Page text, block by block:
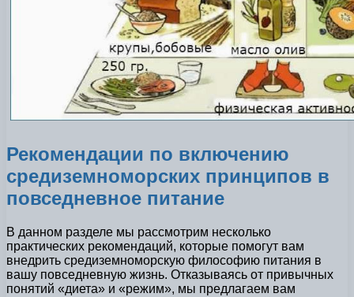
Рекомендации по включению
средиземноморских принципов в
повседневное питание
В данном разделе мы рассмотрим несколько
практических рекомендаций, которые помогут вам
внедрить средиземноморскую философию питания в
вашу повседневную жизнь. Отказываясь от привычных
понятий «диета» и «режим», мы предлагаем вам